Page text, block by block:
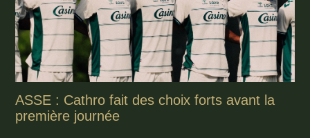
ASSE : Cathro fait des choix forts avant la
première journée